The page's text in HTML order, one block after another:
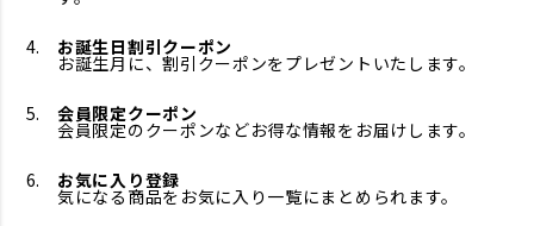
お誕生日割引クーポン
お誕生月に、割引クーポンをプレゼントいたします。
会員限定クーポン
会員限定のクーポンなどお得な情報をお届けします。
お気に入り登録
気になる商品をお気に入り一覧にまとめられます。